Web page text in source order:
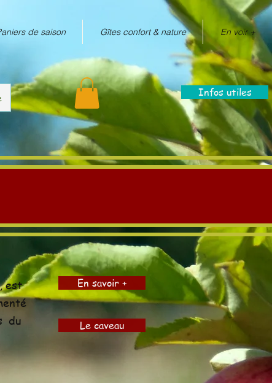
de saison Gîtes confort & nature En voir +
Infos utiles
est
du
En savoir +
Le caveau